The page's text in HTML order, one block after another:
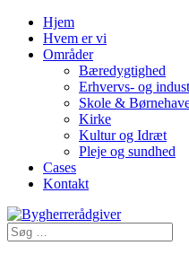
Hjem
Hvem er vi
Områder
Bæredygtighed
Erhvervs- og
Skole &
Kirke
Kultur og Idræt
Pleje og sundhed
Cases
Kontakt